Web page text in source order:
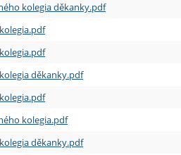
kolegia děkanky.pdf
děkanky.pdf
kolegia.pdf
děkanky.pdf